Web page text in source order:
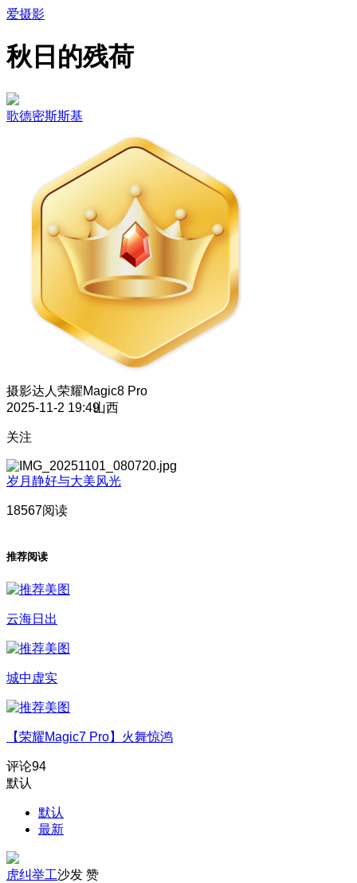
爱摄影
秋日的残荷
歌德密斯斯基
摄影达人 荣耀Magic8 Pro
2025-11-2 19:49山西
关注
岁月静好与大美风光
18567阅读
推荐阅读
云海日出
城中虚实
【荣耀Magic7 Pro】火舞惊鸿
评论94
默认
默认
最新
虎纠举工沙发 赞